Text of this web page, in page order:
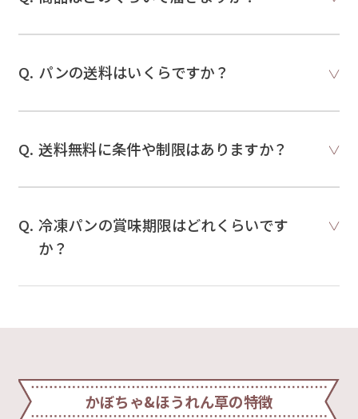
パンの送料はいくらですか？
送料無料に条件や制限はありますか？
冷凍パンの賞味期限はどれくらいです
か？
かぼちゃ&ほうれん草の特徴